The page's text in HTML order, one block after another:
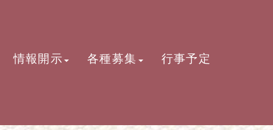
情報開示 各種募集 行事予定